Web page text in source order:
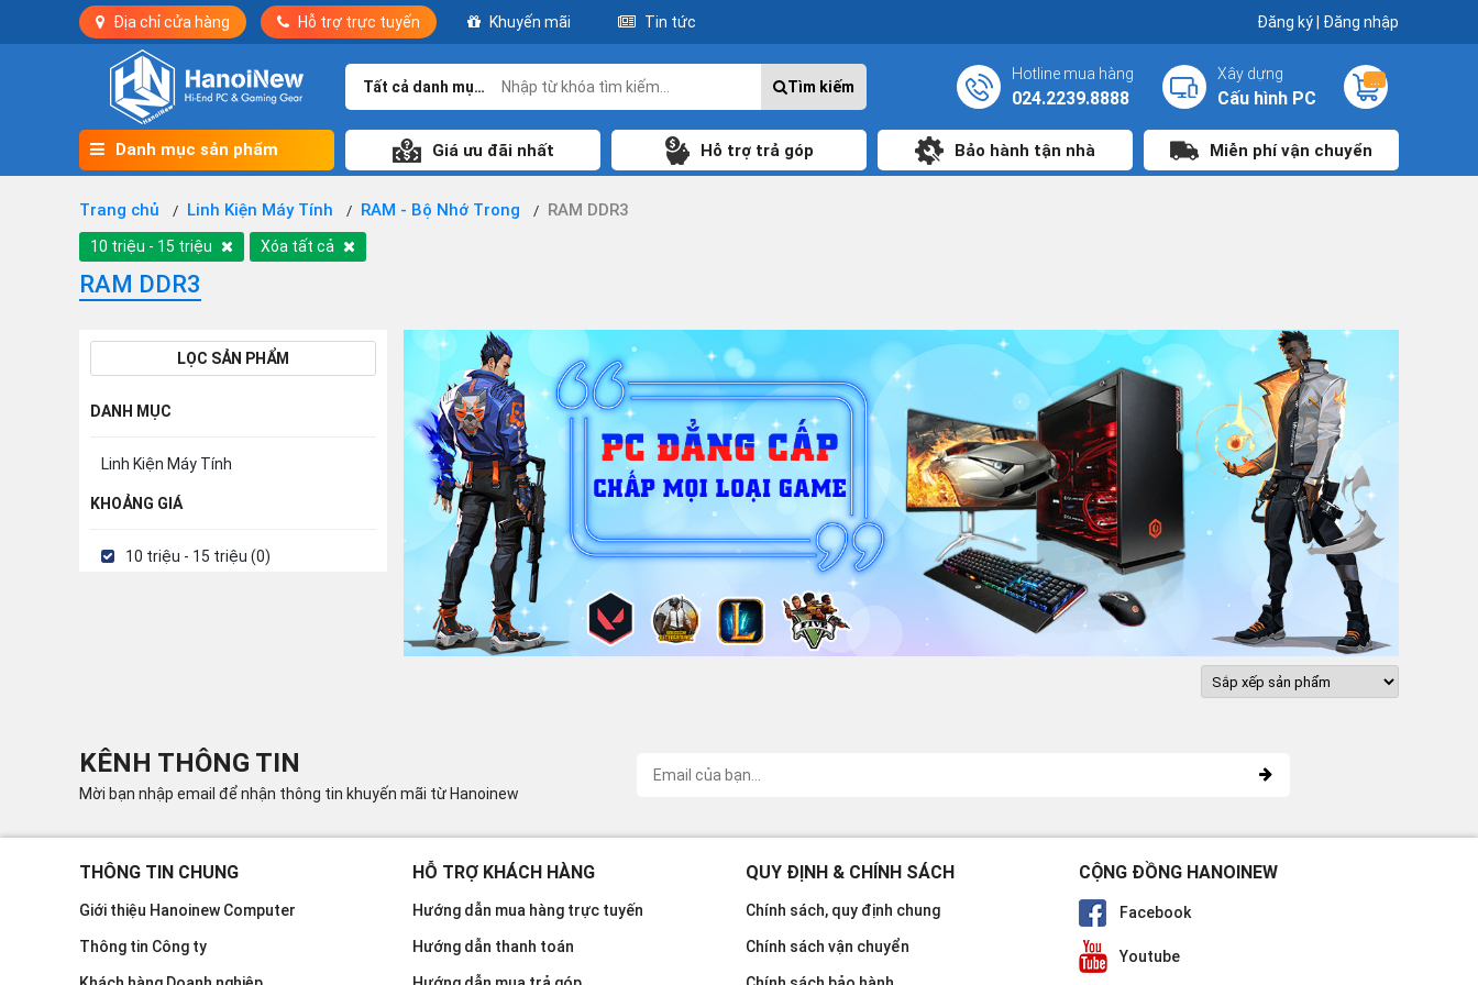
Địa chỉ cửa hàng Hỗ trợ trực tuyến Khuyến mãi Tin tức Đăng ký| Đăng nhập
Tất cả danh mục Tìm kiếm
Hotline mua hàng
024.2239.8888
Xây dựng
Cấu hình PC
Danh mục sản phẩm Giá ưu đãi nhất Hỗ trợ trả góp Bảo hành tận nhà Miễn phí vận chuyển
Trang chủ Linh Kiện Máy Tính RAM - Bộ Nhớ Trong RAM DDR3
10 triệu - 15 triệu Xóa tất cả
RAM DDR3
LỌC SẢN PHẨM
DANH MỤC
Linh Kiện Máy Tính
KHOẢNG GIÁ
10 triệu - 15 triệu (0)
KÊNH THÔNG TIN
Mời bạn nhập email để nhận thông tin khuyến mãi từ Hanoinew
THÔNG TIN CHUNG
Giới thiệu Hanoinew Computer
Thông tin Công ty
HỖ TRỢ KHÁCH HÀNG
Hướng dẫn mua hàng trực tuyến
Hướng dẫn thanh toán
QUY ĐỊNH & CHÍNH SÁCH
Chính sách, quy định chung
Chính sách vận chuyển
CỘNG ĐỒNG HANOINEW
Facebook
Youtube